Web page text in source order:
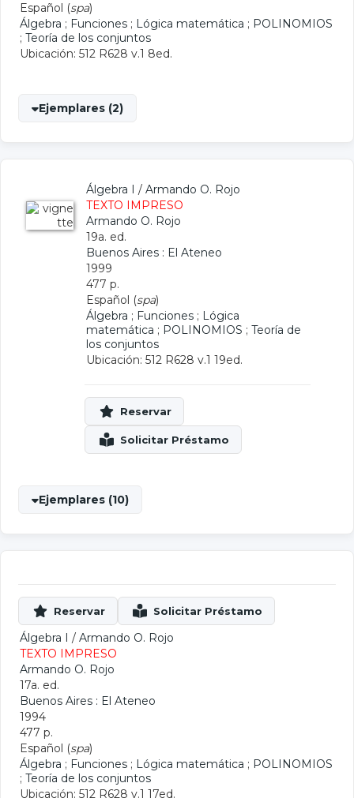
Español (spa)
Álgebra ; Funciones ; Lógica matemática ; POLINOMIOS
; Teoría de los conjuntos
Ubicación: 512 R628 v.1 8ed.
Ejemplares (2)
Álgebra I / Armando O. Rojo
TEXTO IMPRESO
Armando O. Rojo
19a. ed.
Buenos Aires : El Ateneo
1999
477 p.
Español (spa)
Álgebra ; Funciones ; Lógica
matemática ; POLINOMIOS ; Teoría de
los conjuntos
Ubicación: 512 R628 v.1 19ed.
Ejemplares (10)
Álgebra I / Armando O. Rojo
TEXTO IMPRESO
Armando O. Rojo
17a. ed.
Buenos Aires : El Ateneo
1994
477 p.
Español (spa)
Álgebra ; Funciones ; Lógica matemática ; POLINOMIOS
; Teoría de los conjuntos
Ubicación: 512 R628 v.1 17ed.